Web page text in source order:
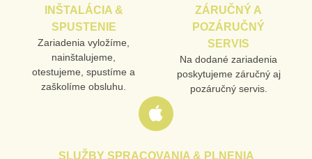
VAŠA OTÁZKA K PRODUKTU
INŠTALÁCIA &
SPUSTENIE
Zariadenia vyložíme,
nainštalujeme,
otestujeme, spustíme a
zaškolíme obsluhu.
ZÁRUČNÝ A
POZÁRUČNÝ
SERVIS
Na dodané zariadenia
poskytujeme záručný aj
pozáručný servis.
SLUŽBY SPRACOVANIA & PLNENIA